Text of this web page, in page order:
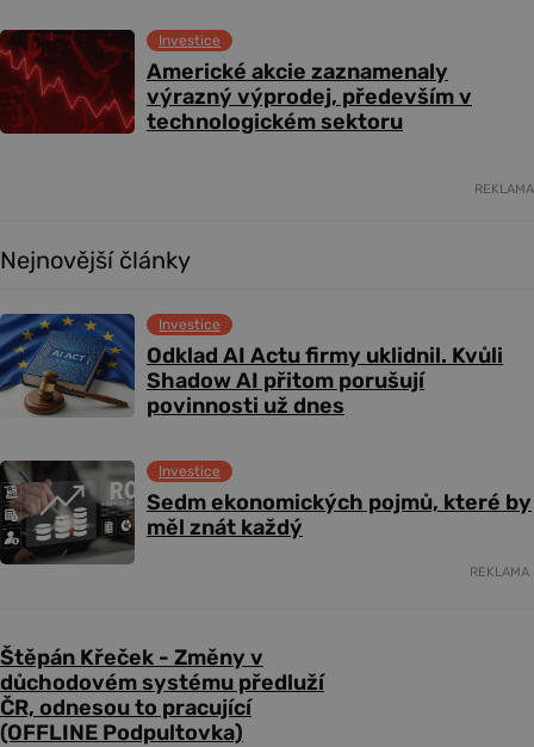
Americké akcie zaznamenaly
výrazný výprodej, především v
technologickém sektoru
Investice
REKLAMA
Nejnovější články
Odklad AI Actu firmy uklidnil. Kvůli
Shadow AI přitom porušují
povinnosti už dnes
Investice
Sedm ekonomických pojmů, které by
měl znát každý
Investice
REKLAMA
Štěpán Křeček - Změny v
důchodovém systému předluží
ČR, odnesou to pracující
(OFFLINE Podpultovka)